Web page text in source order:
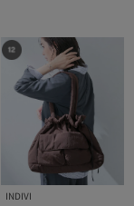
INDIVI